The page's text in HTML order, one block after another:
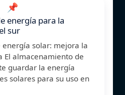
📌
energía para la
sur
solar: mejora la
El almacenamiento de
guardar la energía
solares para su uso en